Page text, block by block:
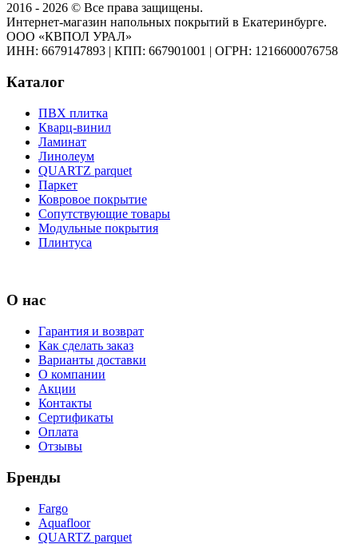
2016 - 2026 © Все права защищены.
Интернет-магазин напольных покрытий в Екатеринбурге.
ООО «КВПОЛ УРАЛ»
ИНН: 6679147893 | КПП: 667901001 | ОГРН: 1216600076758
Каталог
ПВХ плитка
Кварц-винил
Ламинат
Линолеум
QUARTZ parquet
Паркет
Ковровое покрытие
Сопутствующие товары
Модульные покрытия
Плинтуса
О нас
Гарантия и возврат
Как сделать заказ
Варианты доставки
О компании
Акции
Контакты
Сертификаты
Оплата
Отзывы
Бренды
Fargo
Aquafloor
QUARTZ parquet